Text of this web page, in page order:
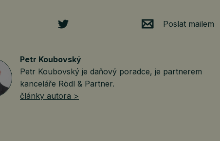
Poslat mailem
Petr Koubovský
Petr Koubovský je daňový poradce, je partnerem
kanceláře Rödl & Partner.
články autora >